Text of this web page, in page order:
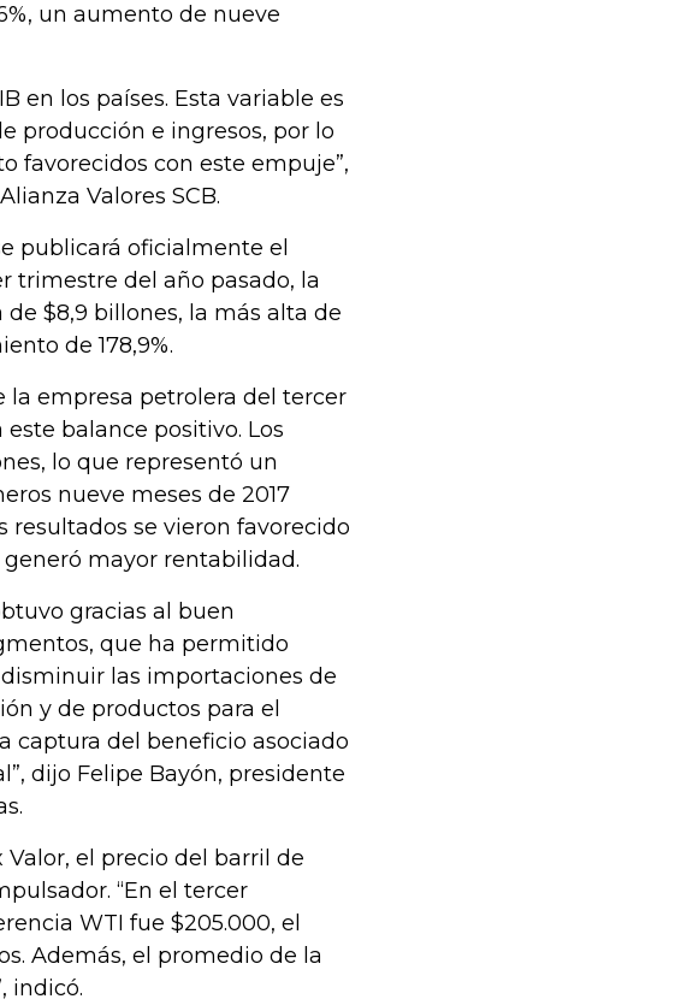
un aumento de nueve
en los países. Esta variable es
producción e ingresos, por lo
favorecidos con este empuje”,
Valores SCB.
publicará oficialmente el
trimestre del año pasado, la
$8,9 billones, la más alta de
de 178,9%.
la empresa petrolera del tercer
balance positivo. Los
lo que representó un
nueve meses de 2017
resultados se vieron favorecido
mayor rentabilidad.
gracias al buen
que ha permitido
las importaciones de
y de productos para el
captura del beneficio asociado
dijo Felipe Bayón, presidente
el precio del barril de
“En el tercer
WTI fue $205.000, el
Además, el promedio de la
indicó.